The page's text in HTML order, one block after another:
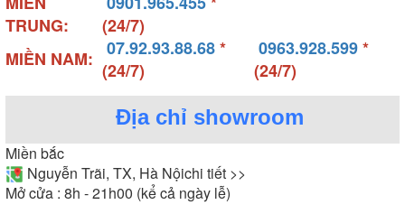
TRUNG:
(24/7)
MIỀN NAM:
07.92.93.88.68*
(24/7)
0963.928.599*
(24/7)
Địa chỉ showroom
Miền bắc
Nguyễn Trãi, TX, Hà Nộichi tiết >>
Mở cửa : 8h - 21h00 (kể cả ngày lễ)